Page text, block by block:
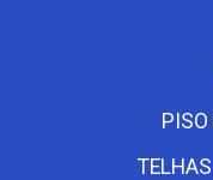
PISO